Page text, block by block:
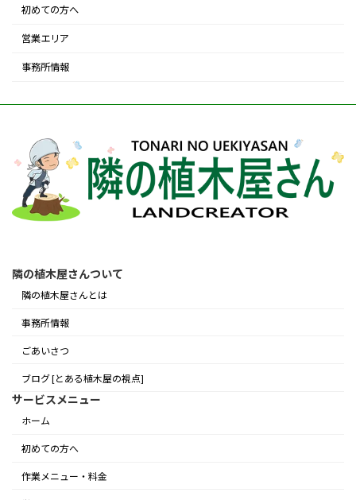
初めての方へ
営業エリア
事務所情報
隣の植木屋さんついて
隣の植木屋さんとは
事務所情報
ごあいさつ
ブログ [とある植木屋の視点]
サービスメニュー
ホーム
初めての方へ
作業メニュー・料金